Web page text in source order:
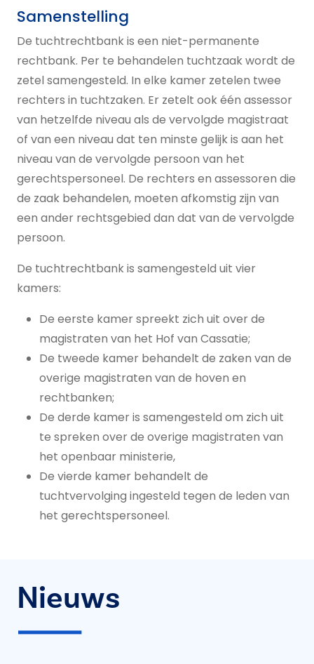
Samenstelling
De tuchtrechtbank is een niet-permanente
rechtbank. Per te behandelen tuchtzaak wordt de
zetel samengesteld. In elke kamer zetelen twee
rechters in tuchtzaken. Er zetelt ook één assessor
van hetzelfde niveau als de vervolgde magistraat
of van een niveau dat ten minste gelijk is aan het
niveau van de vervolgde persoon van het
gerechtspersoneel. De rechters en assessoren die
de zaak behandelen, moeten afkomstig zijn van
een ander rechtsgebied dan dat van de vervolgde
persoon.
De tuchtrechtbank is samengesteld uit vier
kamers:
De eerste kamer spreekt zich uit over de
magistraten van het Hof van Cassatie;
De tweede kamer behandelt de zaken van de
overige magistraten van de hoven en
rechtbanken;
De derde kamer is samengesteld om zich uit
te spreken over de overige magistraten van
het openbaar ministerie,
De vierde kamer behandelt de
tuchtvervolging ingesteld tegen de leden van
het gerechtspersoneel.
Nieuws